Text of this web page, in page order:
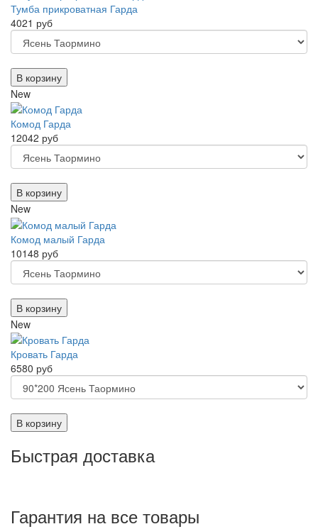
Тумба прикроватная Гарда
4021 руб
В корзину
New
Комод Гарда
12042 руб
В корзину
New
Комод малый Гарда
10148 руб
В корзину
New
Кровать Гарда
6580 руб
В корзину
Быстрая доставка
Гарантия на все товары